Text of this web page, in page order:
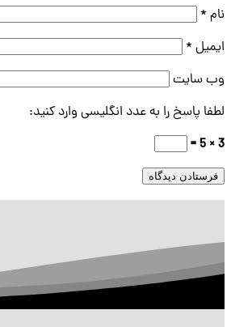
نام *
ایمیل *
وب‌ سایت
لطفا پاسخ را به عدد انگلیسی وارد کنید:
3 × 5 =